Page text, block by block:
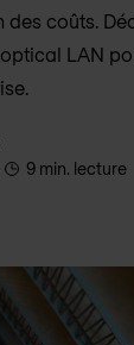
coûts.
LAN
9 min. lecture